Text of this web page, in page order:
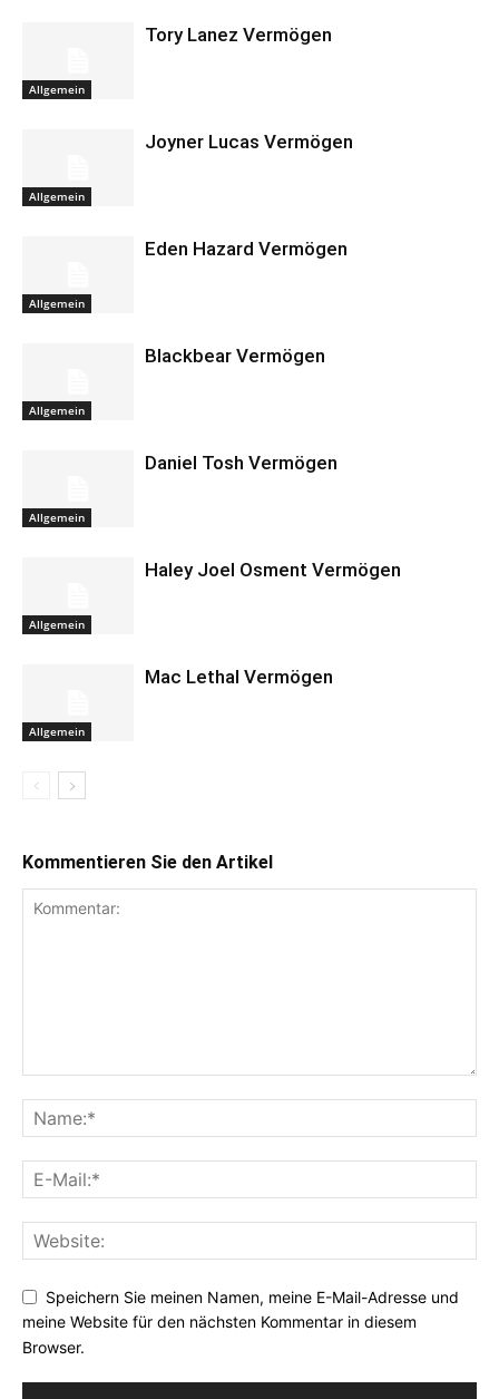
Allgemein
Tory Lanez Vermögen
Allgemein
Joyner Lucas Vermögen
Allgemein
Eden Hazard Vermögen
Allgemein
Blackbear Vermögen
Allgemein
Daniel Tosh Vermögen
Allgemein
Haley Joel Osment Vermögen
Allgemein
Mac Lethal Vermögen
Kommentieren Sie den Artikel
Speichern Sie meinen Namen, meine E-Mail-Adresse und
meine Website für den nächsten Kommentar in diesem
Browser.